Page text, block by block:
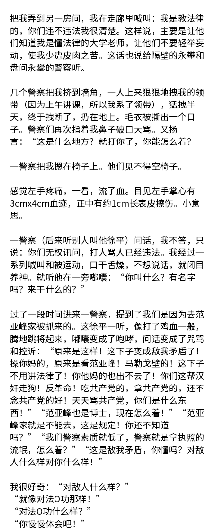
把我弄到另一房间，我在走廊里喊叫：我是教法律
的，你们违不违法我很清楚。这样说，主要是让他
们知道我是懂法律的大学老师，让他们不要轻举妄
动，使我少遭皮肉之苦。这话也说给隔壁的永攀和
盘问永攀的警察听。
几个警察把我挤到墙角，一人上来狠狠地拽我的领
带（因为上午讲课，所以我系了领带），猛拽半
天，终于拽断了，扔在地上。毛衣被撕出一个口
子。警察们再次指着我鼻子破口大骂。又扬
言：“这是什么地方？就打你了，你能怎么着？
一警察把我摁在椅子上。他们见不得空椅子。
感觉左手疼痛，一看，流了血。目见左手掌心有
3cmx4cm血迹，正中有约1cm长表皮擦伤。小意
思。
一警察（后来听别人叫他徐平）问话，我不答，只
说：你们无权讯问，打人骂人已经违法。我经过一
系列喊叫和被运动，口干舌燥，不想说话，就闭目
养神。就听他在一旁嘟囔：“你叫什么？有名字
吗？来干什么的？”
过了一段时间进来一警察，提到了我们是因为去范
亚峰家被抓来的。这徐平一听，像打了鸡血一般，
腾地跳将起来，嘟囔变成了咆哮，问话变成了咒骂
和控诉：“原来是这样！这下子变成敌我矛盾了！
操你妈的，原来是看范亚峰！马勒戈壁的！这下子
不用讲法律了！你他妈的也出不去了！你们这帮汉
奸走狗！反革命！吃共产党的，拿共产党的，还不
念共产党的好！天天骂共产党，你们是什么东
西！”“范亚峰也是博士，现在怎么着！”“范亚
峰家就是不能去，这是规定！你还不知道
吗？”“我们警察素质就低了，警察就是拿执照的
流氓，怎么着？”“这是敌我矛盾，你懂吗？对敌
人什么样对你什么样！”
我很好奇：“对敌人什么样？”
“就像对法O功那样！”
“对法O功什么样？”
“你慢慢体会吧！”